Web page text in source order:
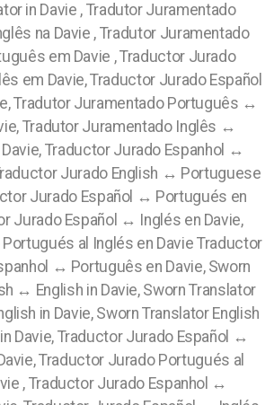
in Davie , Tradutor Juramentado
na Davie , Tradutor Juramentado
em Davie , Traductor Jurado
em Davie, Traductor Jurado Español
Tradutor Juramentado Português ↔
Tradutor Juramentado Inglês ↔
Traductor Jurado Espanhol ↔
Jurado English ↔ Portuguese
Jurado Español ↔ Portugués en
Jurado Español ↔ Inglés en Davie,
al Inglés en Davie Traductor
↔ Português en Davie, Sworn
↔ English in Davie, Sworn Translator
in Davie, Sworn Translator English
Davie, Traductor Jurado Español ↔
Traductor Jurado Portugués al
, Traductor Jurado Espanhol ↔